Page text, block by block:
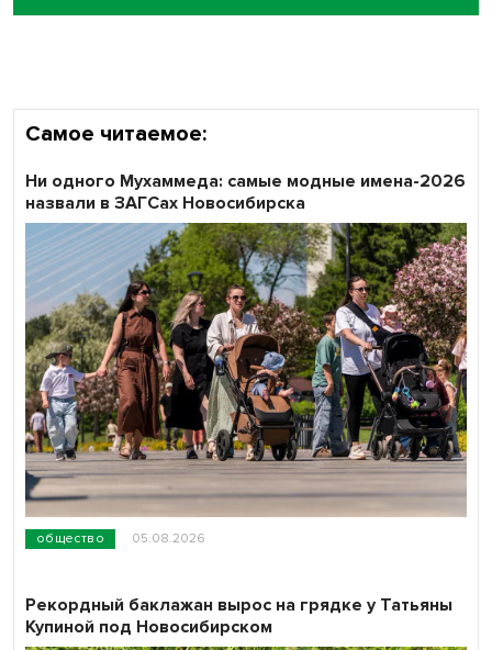
Самое читаемое:
общество 05.08.2026
Ни одного Мухаммеда: самые модные имена-2026
назвали в ЗАГСах Новосибирска
Рекордный баклажан вырос на грядке у Татьяны
Купиной под Новосибирском